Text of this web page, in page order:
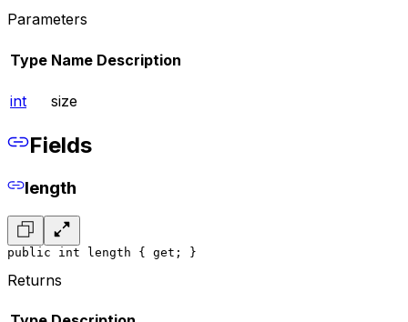
Parameters
Type Name Description
int size
Fields
length
public int length { get; }
Returns